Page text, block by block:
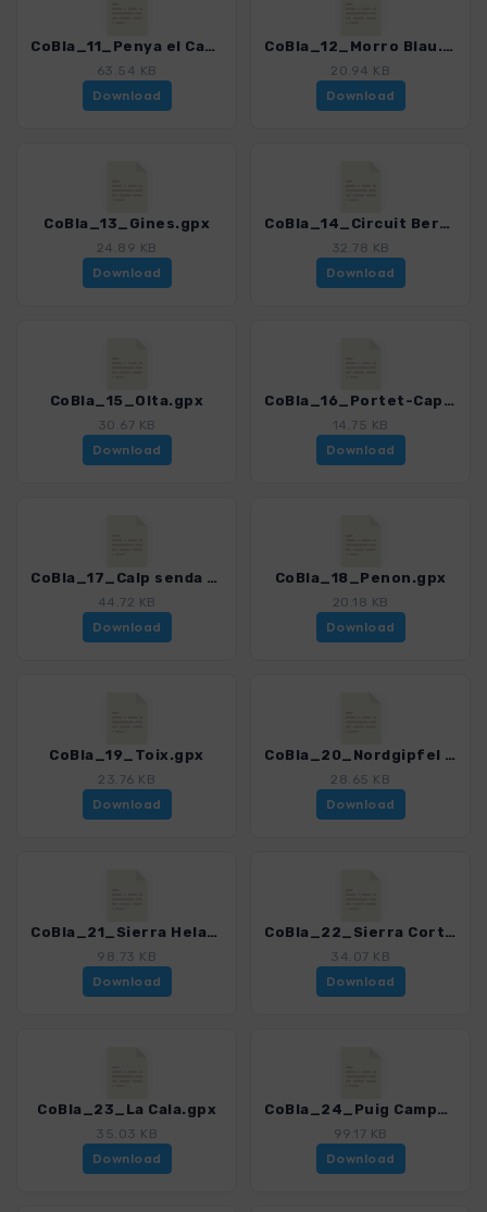
CoBla_11_Penya el Castellet.gpx
63.54 KB
Download
CoBla_12_Morro Blau.gpx
20.94 KB
Download
CoBla_13_Gines.gpx
24.89 KB
Download
CoBla_14_Circuit Bernia.gpx
32.78 KB
Download
CoBla_15_Olta.gpx
30.67 KB
Download
CoBla_16_Portet-Cap dOr.gpx
14.75 KB
Download
CoBla_17_Calp senda costera.gpx
44.72 KB
Download
CoBla_18_Penon.gpx
20.18 KB
Download
CoBla_19_Toix.gpx
23.76 KB
Download
CoBla_20_Nordgipfel Sierra Helada.gpx
28.65 KB
Download
CoBla_21_Sierra Helada Kammwanderung.gpx
98.73 KB
Download
CoBla_22_Sierra Cortina.gpx
34.07 KB
Download
CoBla_23_La Cala.gpx
35.03 KB
Download
CoBla_24_Puig Campana.gpx
99.17 KB
Download